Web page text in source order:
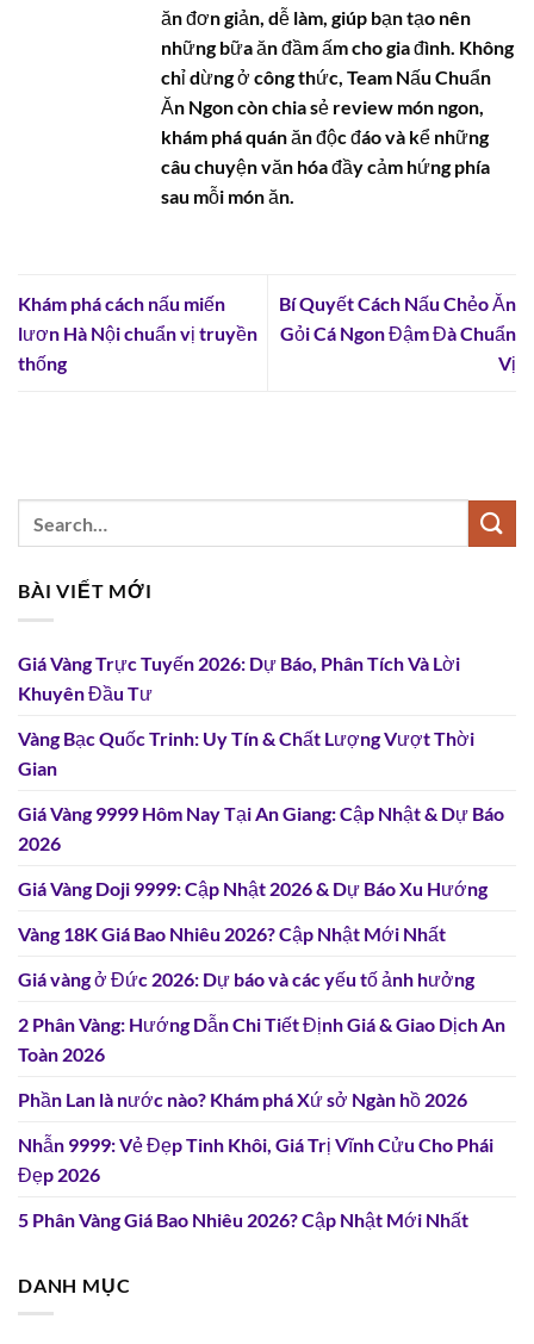
ăn đơn giản, dễ làm, giúp bạn tạo nên
những bữa ăn đầm ấm cho gia đình. Không
chỉ dừng ở công thức, Team Nấu Chuẩn
Ăn Ngon còn chia sẻ review món ngon,
khám phá quán ăn độc đáo và kể những
câu chuyện văn hóa đầy cảm hứng phía
sau mỗi món ăn.
Khám phá cách nấu miến
lươn Hà Nội chuẩn vị truyền
thống
Bí Quyết Cách Nấu Chẻo Ăn
Gỏi Cá Ngon Đậm Đà Chuẩn
Vị
BÀI VIẾT MỚI
Giá Vàng Trực Tuyến 2026: Dự Báo, Phân Tích Và Lời
Khuyên Đầu Tư
Vàng Bạc Quốc Trinh: Uy Tín & Chất Lượng Vượt Thời
Gian
Giá Vàng 9999 Hôm Nay Tại An Giang: Cập Nhật & Dự Báo
2026
Giá Vàng Doji 9999: Cập Nhật 2026 & Dự Báo Xu Hướng
Vàng 18K Giá Bao Nhiêu 2026? Cập Nhật Mới Nhất
Giá vàng ở Đức 2026: Dự báo và các yếu tố ảnh hưởng
2 Phân Vàng: Hướng Dẫn Chi Tiết Định Giá & Giao Dịch An
Toàn 2026
Phần Lan là nước nào? Khám phá Xứ sở Ngàn hồ 2026
Nhẫn 9999: Vẻ Đẹp Tinh Khôi, Giá Trị Vĩnh Cửu Cho Phái
Đẹp 2026
5 Phân Vàng Giá Bao Nhiêu 2026? Cập Nhật Mới Nhất
DANH MỤC